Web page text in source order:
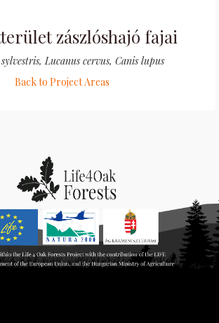
zászlóshajó fajai
Lucanus cervus, Canis lupus
Back to Project Areas